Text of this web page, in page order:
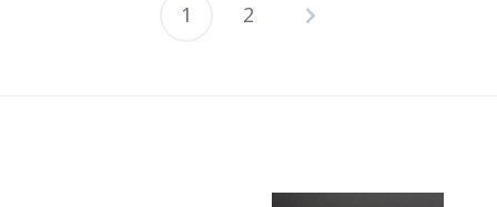
Pagination
1 2